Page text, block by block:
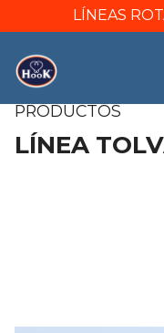
PRODUCTOS
LÍNEA
LÍNEAS